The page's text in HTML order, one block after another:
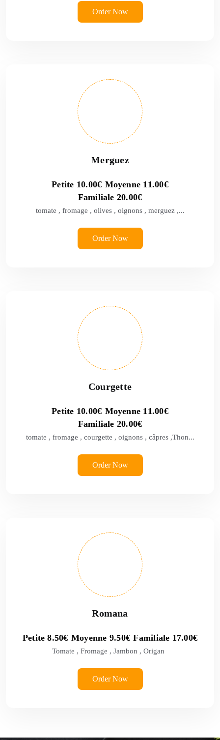
Order Now
Merguez
Petite 10.00€ Moyenne 11.00€
Familiale 20.00€
tomate , fromage , olives , oignons , merguez ,...
Order Now
Courgette
Petite 10.00€ Moyenne 11.00€
Familiale 20.00€
tomate , fromage , courgette , oignons , câpres ,Thon...
Order Now
Romana
Petite8.50€ Moyenne 9.50€ Familiale 17.00€
Tomate , Fromage , Jambon , Origan
Order Now